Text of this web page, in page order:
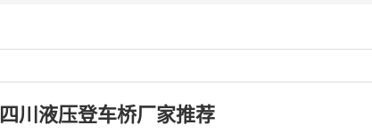
四川液压登车桥厂家推荐